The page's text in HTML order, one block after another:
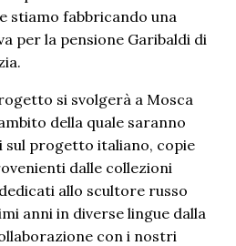
stiamo fabbricando una
per la pensione Garibaldi di
si svolgerà a Mosca
della quale saranno
progetto italiano, copie
dalle collezioni
allo scultore russo
anni in diverse lingue dalla
con i nostri